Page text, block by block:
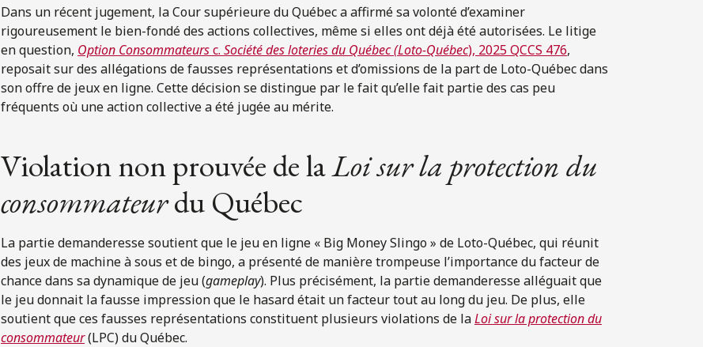
Dans un récent jugement, la Cour supérieure du Québec a affirmé sa volonté d’examiner
rigoureusement le bien-fondé des actions collectives, même si elles ont déjà été autorisées. Le litige
en question, Option Consommateursc. Société des loteries du Québec (Loto-Québec), 2025 QCCS 476,
reposait sur des allégations de fausses représentations et d’omissions de la part de Loto-Québec dans
son offre de jeux en ligne. Cette décision se distingue par le fait qu’elle fait partie des cas peu
fréquents où une action collective a été jugée au mérite.
Violation non prouvée de laLoi sur la protection du
consommateurdu Québec
La partie demanderesse soutient que le jeu en ligne « Big Money Slingo » de Loto-Québec, qui réunit
des jeux de machine à sous et de bingo, a présenté de manière trompeuse l’importance du facteur de
chance dans sa dynamique de jeu (gameplay). Plus précisément, la partie demanderesse alléguait que
le jeu donnait la fausse impression que le hasard était un facteur tout au long du jeu. De plus, elle
soutient que ces fausses représentations constituent plusieurs violations de laLoi sur la protection du
consommateur(LPC) du Québec.